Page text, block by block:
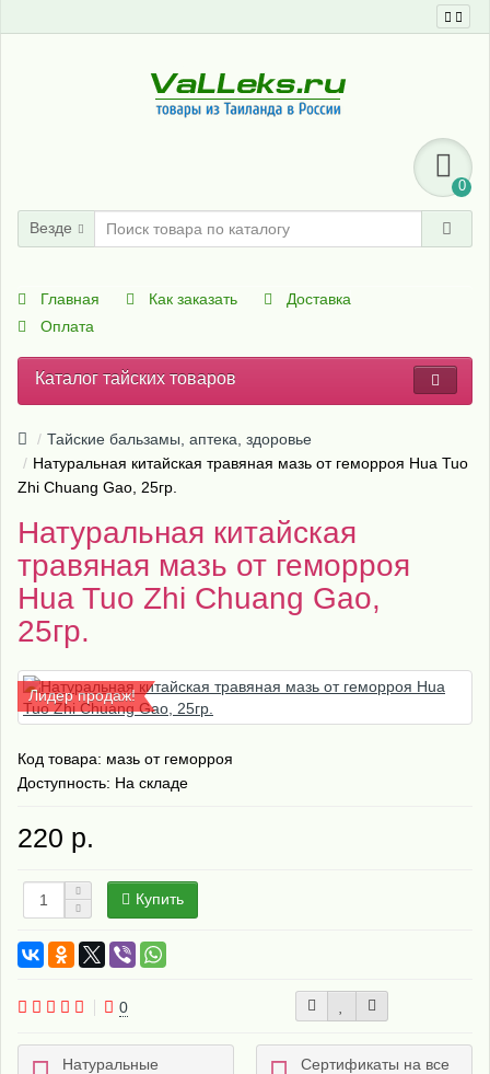
0
Везде
Главная Как заказать
Доставка
Оплата
Каталог тайских товаров
Тайские бальзамы, аптека, здоровье
Натуральная китайская травяная мазь от геморроя Hua Tuo
Zhi Chuang Gao, 25гр.
Натуральная китайская
травяная мазь от геморроя
Hua Tuo Zhi Chuang Gao,
25гр.
Лидер продаж!
Код товара: мазь от геморроя
Доступность: На складе
220 р.
Купить
0
Натуральные
Сертификаты на все